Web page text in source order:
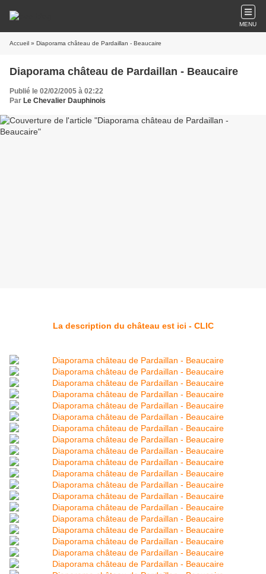
MENU
Accueil » Diaporama château de Pardaillan - Beaucaire
Diaporama château de Pardaillan - Beaucaire
Publié le 02/02/2005 à 02:22
Par Le Chevalier Dauphinois
La description du château est ici - CLIC